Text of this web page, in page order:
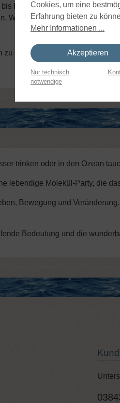
hin zu einem Eiswürfel, der
Wasser tritt in verschiedenen
den dampfenden Geysiren
trinken oder in den Ozean
lebendige Molekül-Party, die
Bewegung und
Bedeutung und die
Cookies, um eine
Erfahrung bieten zu
Mehr Informationen ...
Akzeptieren
Nur technisch
notwendige